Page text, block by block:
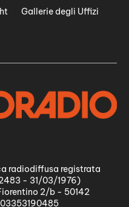
Gallerie degli Uffizi
radiodiffusa registrata
- 31/03/1976)
2/b - 50142
03353190485